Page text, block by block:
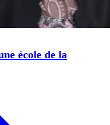
école de la